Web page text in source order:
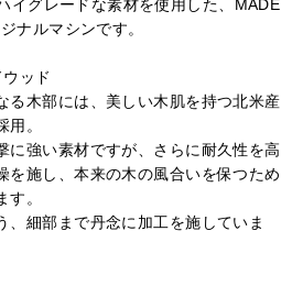
イグレードな素材を使用した、MADE
ナルマシンです。
ッド
る木部には、美しい木肌を持つ北米産
。
に強い素材ですが、さらに耐久性を高
を施し、本来の木の風合いを保つため
。
、細部まで丹念に加工を施していま